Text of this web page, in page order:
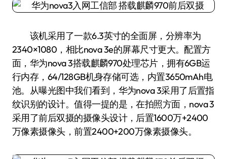
该机采用了一款6.3英寸的全面屏，分辨率为
2340×1080，相比nova 3e的屏幕尺寸更大。配置方
面，华为nova 3搭载麒麟970处理芯片，拥有6GB运
行内存，64/128GB机身存储可选，内置3650mAh电
池。从曝光图中我们看到，华为nova 3采用了后置指
纹识别的设计。值得一提的是，在拍照方面，nova 3
采用了前后双摄的摄像头设计，后置1600万+2400
万像素摄像头，前置2400+200万像素摄像头。